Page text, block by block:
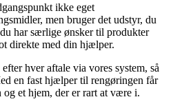
ikke eget
men bruger det udstyr, du
har særlige ønsker til produkter
direkte med din hjælper.
hver aftale via vores system, så
en fast hjælper til rengøringen får
et hjem, der er rart at være i.